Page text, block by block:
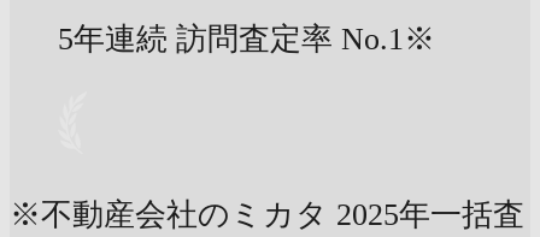
5年連続 訪問査定率 No.1※
※不動産会社のミカタ 2025年一括査